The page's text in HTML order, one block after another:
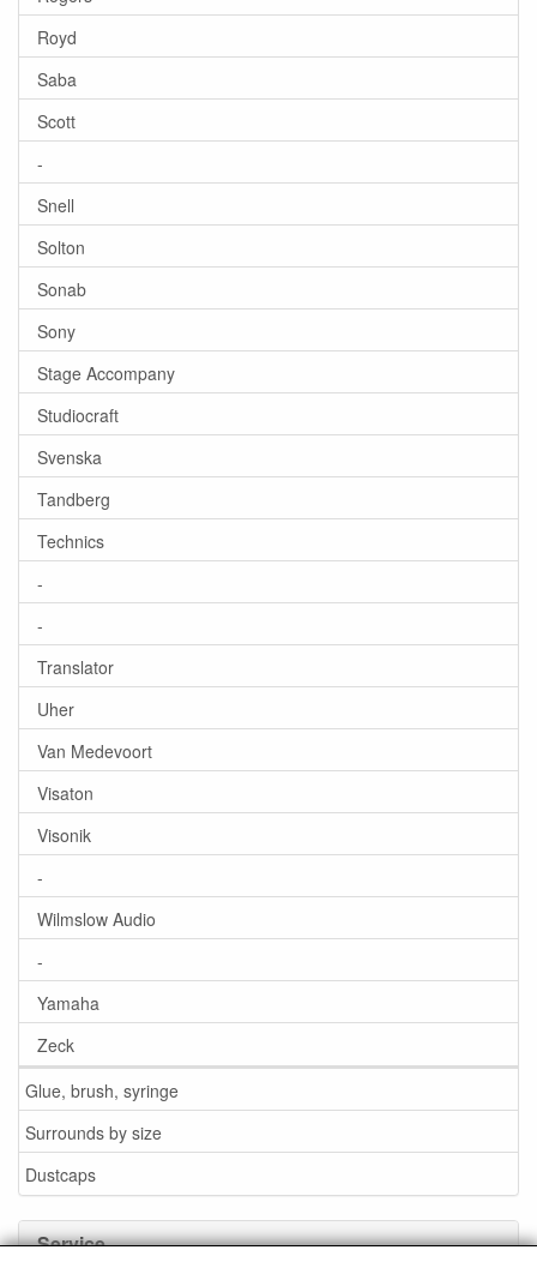
Royd
Saba
Scott
-
Snell
Solton
Sonab
Sony
Stage Accompany
Studiocraft
Svenska
Tandberg
Technics
-
-
Translator
Uher
Van Medevoort
Visaton
Visonik
-
Wilmslow Audio
-
Yamaha
Zeck
Glue, brush, syringe
Surrounds by size
Dustcaps
Service